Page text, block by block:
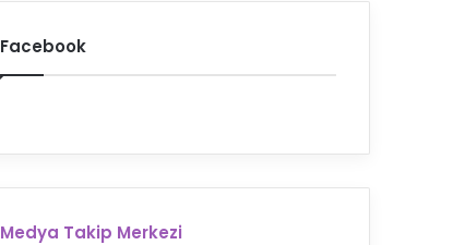
Facebook
Medya Takip Merkezi